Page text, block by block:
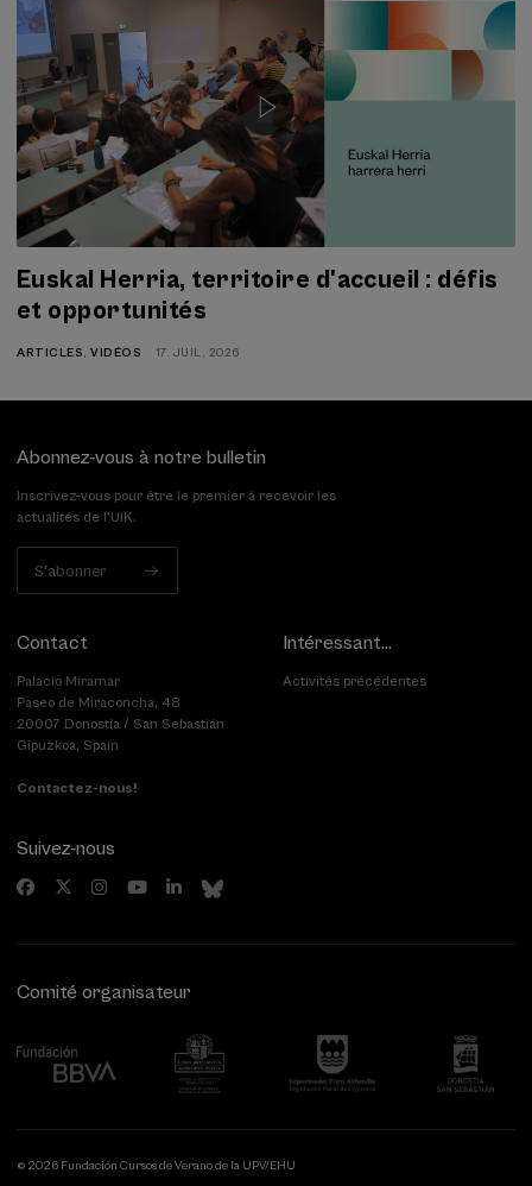
Euskal Herria, territoire d'accueil : défis
et opportunités
ARTICLES,VIDÉOS 17. JUIL, 2026
Abonnez-vous à notre bulletin
Inscrivez-vous pour être le premier à recevoir les
actualités de l'UIK.
S'abonner
Contact
Palacio Miramar
Paseo de Miraconcha, 48
20007 Donostia / San Sebastián
Gipuzkoa, Spain
Contactez-nous!
Intéressant...
Activités précédentes
Suivez-nous
Comité organisateur
© 2026 Fundación Cursos de Verano de la UPV/EHU